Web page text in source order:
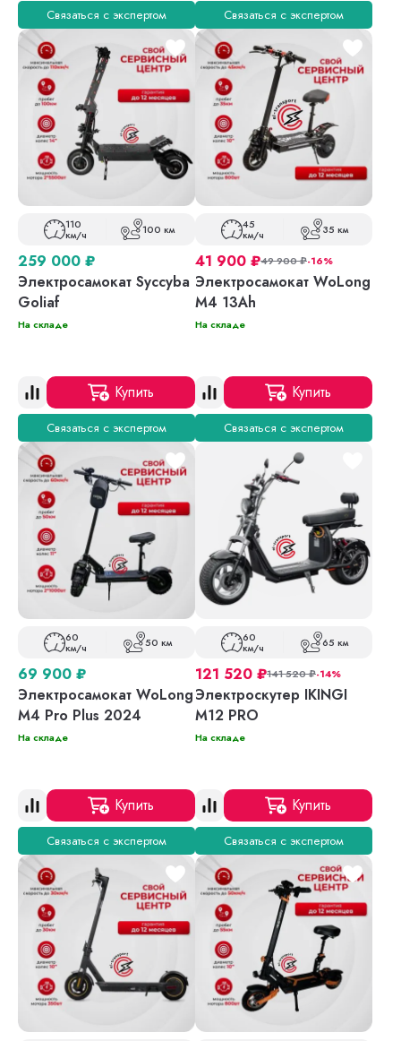
Связаться с экспертом Связаться с экспертом
110
км/ч 100 км
259 000 ₽
Электросамокат Syccyba
Goliaf
На складе
Купить
Связаться с экспертом
45
км/ч 35 км
41 900 ₽49 900₽-16%
Электросамокат WoLong
M4 13Ah
На складе
Купить
Связаться с экспертом
60
км/ч 50 км
69 900 ₽
Электросамокат WoLong
M4 Pro Plus 2024
На складе
Купить
Связаться с экспертом
60
км/ч 65 км
121 520 ₽141 520₽-14%
Электроскутер IKINGI
М12 PRO
На складе
Купить
Связаться с экспертом